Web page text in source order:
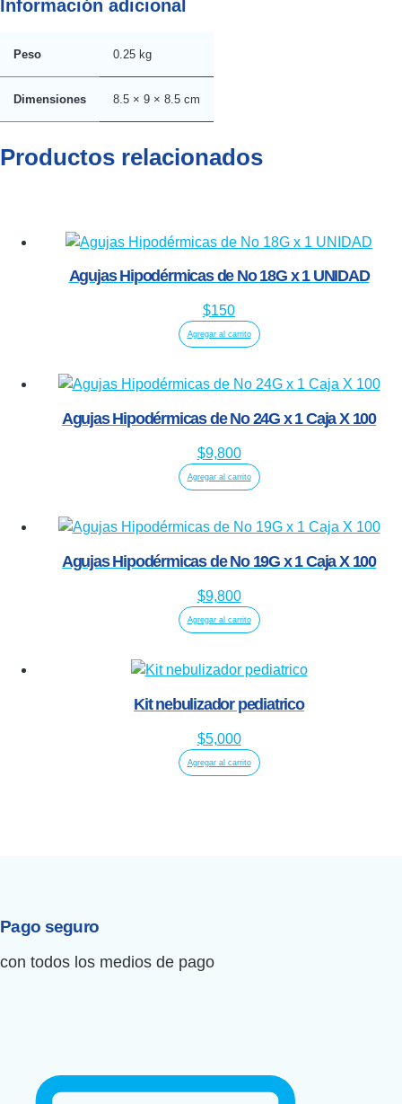
Información adicional
Peso 0.25 kg
Dimensiones 8.5 × 9 × 8.5 cm
Productos relacionados
Agujas Hipodérmicas de No 18G x 1 UNIDAD
$150
Agregar al carrito
Agujas Hipodérmicas de No 24G x 1 Caja X 100
$9,800
Agregar al carrito
Agujas Hipodérmicas de No 19G x 1 Caja X 100
$9,800
Agregar al carrito
Kit nebulizador pediatrico
$5,000
Agregar al carrito
Pago seguro
con todos los medios de pago